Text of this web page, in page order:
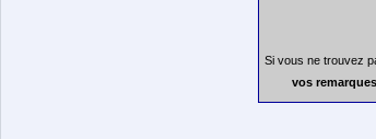
Si vous ne trouvez
vos